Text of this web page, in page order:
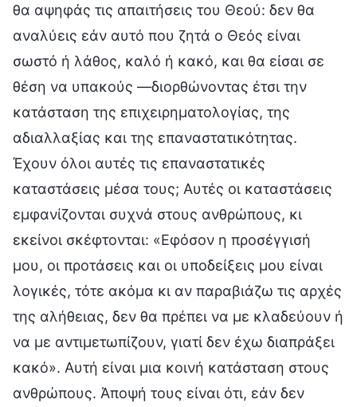
θα αψηφάς τις απαιτήσεις του Θεού: δεν θα
αναλύεις εάν αυτό που ζητά ο Θεός είναι
σωστό ή λάθος, καλό ή κακό, και θα είσαι σε
θέση να υπακούς —διορθώνοντας έτσι την
κατάσταση της επιχειρηματολογίας, της
αδιαλλαξίας και της επαναστατικότητας.
Έχουν όλοι αυτές τις επαναστατικές
καταστάσεις μέσα τους; Αυτές οι καταστάσεις
εμφανίζονται συχνά στους ανθρώπους, κι
εκείνοι σκέφτονται: «Εφόσον η προσέγγισή
μου, οι προτάσεις και οι υποδείξεις μου είναι
λογικές, τότε ακόμα κι αν παραβιάζω τις αρχές
της αλήθειας, δεν θα πρέπει να με κλαδεύουν ή
να με αντιμετωπίζουν, γιατί δεν έχω διαπράξει
κακό». Αυτή είναι μια κοινή κατάσταση στους
ανθρώπους. Άποψή τους είναι ότι, εάν δεν